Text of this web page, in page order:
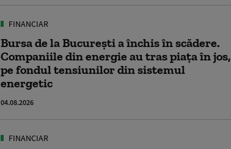
FINANCIAR
Bursa de la București a închis în scădere.
Companiile din energie au tras piața în jos,
pe fondul tensiunilor din sistemul
energetic
04.08.2026
FINANCIAR